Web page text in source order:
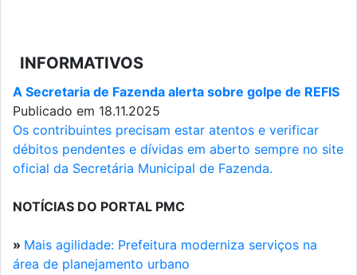
INFORMATIVOS
A Secretaria de Fazenda alerta sobre golpe de REFIS
Publicado em 18.11.2025
Os contribuintes precisam estar atentos e verificar
débitos pendentes e dívidas em aberto sempre no site
oficial da Secretária Municipal de Fazenda.
NOTÍCIAS DO PORTAL PMC
» Mais agilidade: Prefeitura moderniza serviços na
área de planejamento urbano